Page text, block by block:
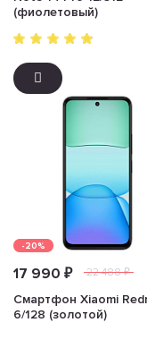
(фиолетовый)
-20%
17 990 ₽ 22 488 ₽
Смартфон Xiaomi
6/128 (золотой)